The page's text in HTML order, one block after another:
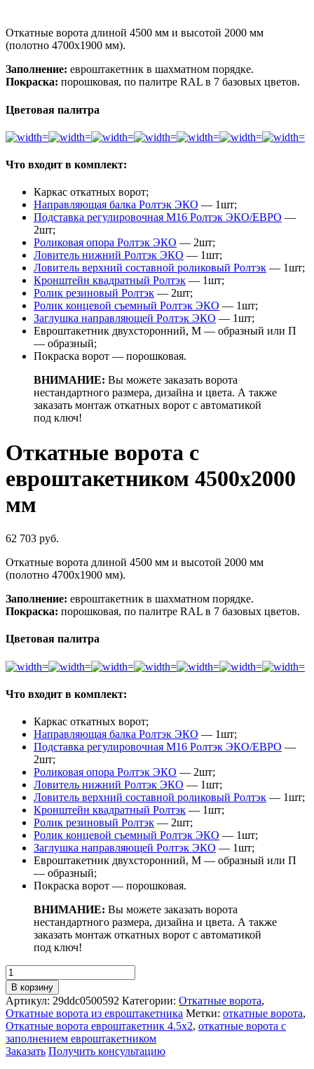
Откатные ворота длиной 4500 мм и высотой 2000 мм
(полотно 4700х1900 мм).
Заполнение: евроштакетник в шахматном порядке.
Покраска: порошковая, по палитре RAL в 7 базовых цветов.
Цветовая палитра
Что входит в комплект:
Каркас откатных ворот;
Направляющая балка Ролтэк ЭКО — 1шт;
Подставка регулировочная М16 Ролтэк ЭКО/ЕВРО —
2шт;
Роликовая опора Ролтэк ЭКО — 2шт;
Ловитель нижний Ролтэк ЭКО — 1шт;
Ловитель верхний составной роликовый Ролтэк — 1шт;
Кронштейн квадратный Ролтэк — 1шт;
Ролик резиновый Ролтэк — 2шт;
Ролик концевой съемный Ролтэк ЭКО — 1шт;
Заглушка направляющей Ролтэк ЭКО — 1шт;
Евроштакетник двухсторонний, М — образный или П
— образный;
Покраска ворот — порошковая.
ВНИМАНИЕ: Вы можете заказать ворота
нестандартного размера, дизайна и цвета. А также
заказать монтаж откатных ворот с автоматикой
под ключ!
Откатные ворота с
евроштакетником 4500х2000
мм
62 703 руб.
Откатные ворота длиной 4500 мм и высотой 2000 мм
(полотно 4700х1900 мм).
Заполнение: евроштакетник в шахматном порядке.
Покраска: порошковая, по палитре RAL в 7 базовых цветов.
Цветовая палитра
Что входит в комплект:
Каркас откатных ворот;
Направляющая балка Ролтэк ЭКО — 1шт;
Подставка регулировочная М16 Ролтэк ЭКО/ЕВРО —
2шт;
Роликовая опора Ролтэк ЭКО — 2шт;
Ловитель нижний Ролтэк ЭКО — 1шт;
Ловитель верхний составной роликовый Ролтэк — 1шт;
Кронштейн квадратный Ролтэк — 1шт;
Ролик резиновый Ролтэк — 2шт;
Ролик концевой съемный Ролтэк ЭКО — 1шт;
Заглушка направляющей Ролтэк ЭКО — 1шт;
Евроштакетник двухсторонний, М — образный или П
— образный;
Покраска ворот — порошковая.
ВНИМАНИЕ: Вы можете заказать ворота
нестандартного размера, дизайна и цвета. А также
заказать монтаж откатных ворот с автоматикой
под ключ!
Количество
товара
Откатные
ворота
с
евроштакетником
4500х2000
мм
В корзину
Артикул: 29ddc0500592 Категории: Откатные ворота,
Откатные ворота из евроштакетника Метки: откатные ворота,
Откатные ворота евроштакетник 4.5x2, откатные ворота с
заполнением евроштакетником
Заказать Получить консультацию